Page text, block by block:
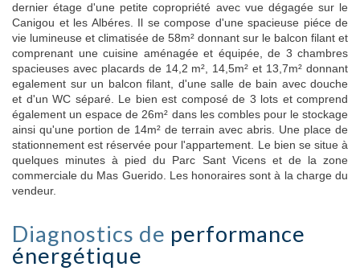
dernier étage d'une petite copropriété avec vue dégagée sur le
Canigou et les Albéres. Il se compose d'une spacieuse piéce de
vie lumineuse et climatisée de 58m² donnant sur le balcon filant et
comprenant une cuisine aménagée et équipée, de 3 chambres
spacieuses avec placards de 14,2 m², 14,5m² et 13,7m² donnant
egalement sur un balcon filant, d'une salle de bain avec douche
et d'un WC séparé. Le bien est composé de 3 lots et comprend
également un espace de 26m² dans les combles pour le stockage
ainsi qu'une portion de 14m² de terrain avec abris. Une place de
stationnement est réservée pour l'appartement. Le bien se situe à
quelques minutes à pied du Parc Sant Vicens et de la zone
commerciale du Mas Guerido. Les honoraires sont à la charge du
vendeur.
Diagnostics de performance
énergétique